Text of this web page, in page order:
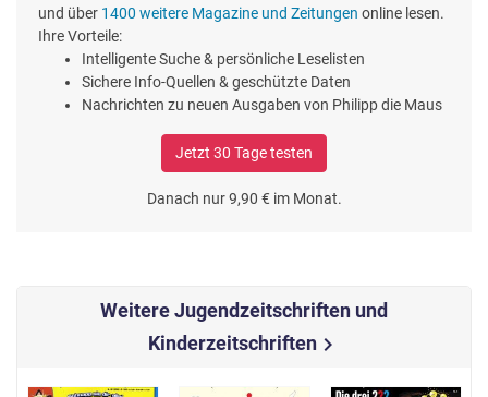
und über 1400 weitere Magazine und Zeitungen online lesen.
Ihre Vorteile:
Intelligente Suche & persönliche Leselisten
Sichere Info-Quellen & geschützte Daten
Nachrichten zu neuen Ausgaben von Philipp die Maus
Jetzt 30 Tage testen
Danach nur 9,90 € im Monat.
Weitere Jugendzeitschriften und
Kinderzeitschriftenchevron_right